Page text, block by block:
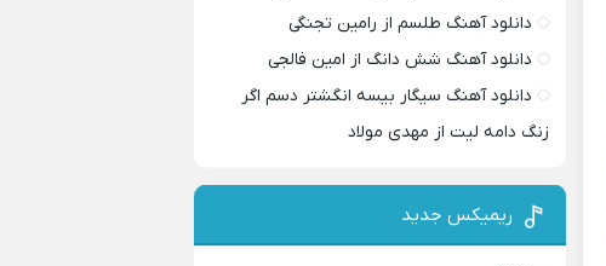
دانلود آهنگ طلسم از رامین تجنگی
دانلود آهنگ شش دانگ از امین فالجی
دانلود آهنگ سیگار بیسه انگشتر دسم اگر
زنگ دامه لیت از مهدی مولاد
ریمیکس جدید